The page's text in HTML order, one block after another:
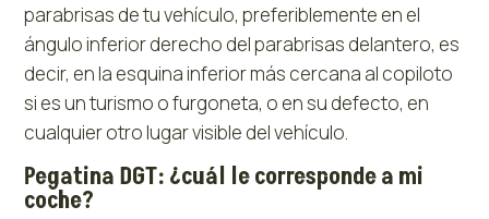
parabrisas de tu vehículo, preferiblemente en el
ángulo inferior derecho del parabrisas delantero, es
decir, en la esquina inferior más cercana al copiloto
si es un turismo o furgoneta, o en su defecto, en
cualquier otro lugar visible del vehículo.
Pegatina DGT: ¿cuál le corresponde a mi
coche?